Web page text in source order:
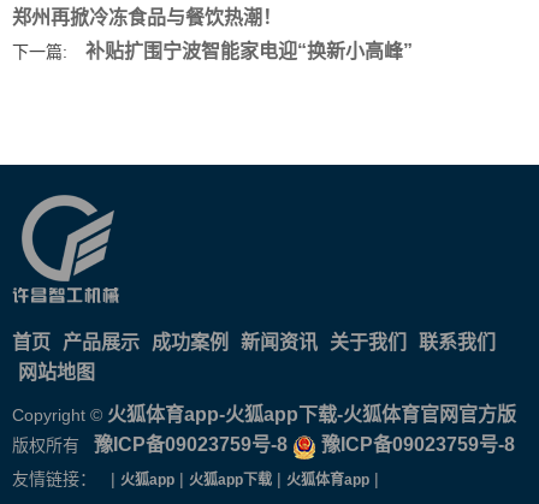
郑州再掀冷冻食品与餐饮热潮！
下一篇: 补贴扩围宁波智能家电迎“换新小高峰”
首页 产品展示 成功案例 新闻资讯 关于我们
联系我们
网站地图
Copyright © 火狐体育app-火狐app下载-火狐体育官网官方版
版权所有 豫ICP备09023759号-8 豫ICP备09023759号-8
友情链接： | 火狐app | 火狐app下载 | 火狐体育app |